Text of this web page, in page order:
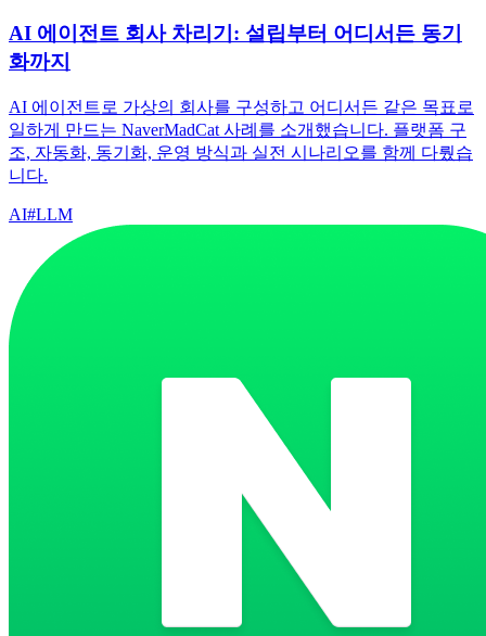
AI 에이전트 회사 차리기: 설립부터 어디서든 동기
화까지
AI 에이전트로 가상의 회사를 구성하고 어디서든 같은 목표로
일하게 만드는 NaverMadCat 사례를 소개했습니다. 플랫폼 구
조, 자동화, 동기화, 운영 방식과 실전 시나리오를 함께 다뤘습
니다.
AI#LLM